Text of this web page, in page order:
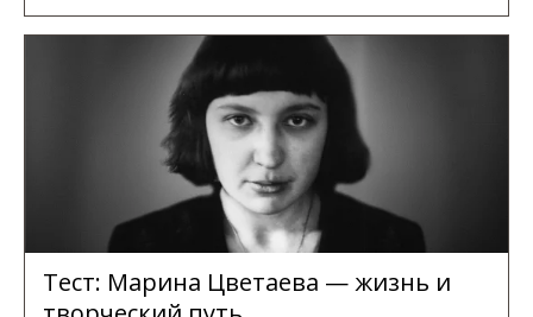
Тест: Марина Цветаева — жизнь и